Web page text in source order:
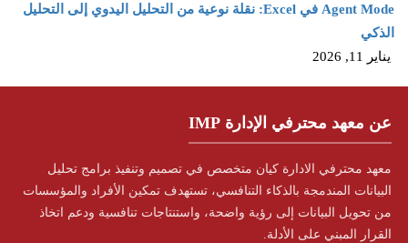
Agent Mode في Excel: نقلة نوعية من التحليل اليدوي إلى التحليل
الذكي
يناير 11, 2026
عن معهد محترفي الإدارة IMP
معهد محترفي الادارة كيان متخصص في تصميم وتنفيذ برامج تحليل
البيانات المندمجة بالذكاء التنافسي، تستهدف تمكين الأفراد والمؤسسات
من تحويل البيانات إلى رؤية واضحة، واستنتاجات تنافسية ودعم اتخاذ
القرار المبني على الأدلة.